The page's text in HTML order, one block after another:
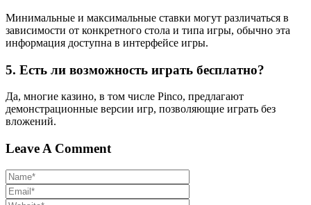
Минимальные и максимальные ставки могут различаться в
зависимости от конкретного стола и типа игры, обычно эта
информация доступна в интерфейсе игры.
5. Есть ли возможность играть бесплатно?
Да, многие казино, в том числе Pinco, предлагают
демонстрационные версии игр, позволяющие играть без
вложений.
Leave A Comment